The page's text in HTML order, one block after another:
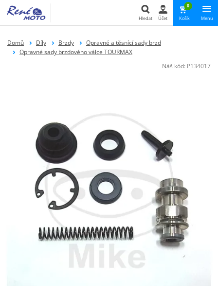
Hledat Účet
0
Košík Menu
Domů Díly Brzdy
Opravné a těsnící sady brzd
Opravné sady brzdového válce TOURMAX
Náš kód: P134017